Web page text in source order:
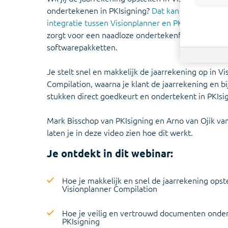
ondertekenen in PKIsigning? Dat kan nu met de
integratie tussen Visionplanner en PKIsigning
zorgt voor een naadloze ondertekenflow tussen
softwarepakketten.
Je stelt snel en makkelijk de jaarrekening op in
Compilation, waarna je klant de jaarrekening en
stukken direct goedkeurt en ondertekent in
Mark Bisschop van PKIsigning en Arno van Ojik
laten je in deze video zien hoe dit werkt.
Je ontdekt in dit webinar:
Hoe je makkelijk en snel de jaarrekening
Visionplanner Compilation
Hoe je veilig en vertrouwd documenten
PKIsigning